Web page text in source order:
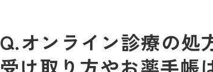
Q.オンライン診療の処
受け取り方やお薬手帳